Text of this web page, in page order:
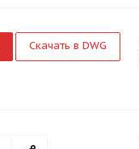
Скачать в DWG